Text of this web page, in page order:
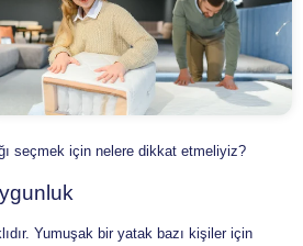
seçmek için nelere dikkat etmeliyiz?
Yumuşak bir yatak bazı kişiler için